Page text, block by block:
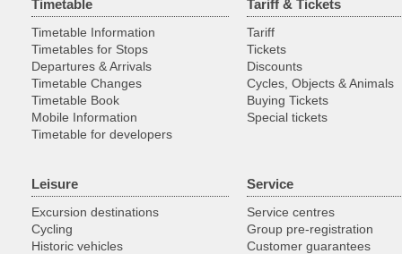
Timetable
Timetable Information
Timetables for Stops
Departures & Arrivals
Timetable Changes
Timetable Book
Mobile Information
Timetable for developers
Tariff & Tickets
Tariff
Tickets
Discounts
Cycles, Objects & Animals
Buying Tickets
Special tickets
Leisure
Excursion destinations
Cycling
Historic vehicles
Service
Service centres
Group pre-registration
Customer guarantees